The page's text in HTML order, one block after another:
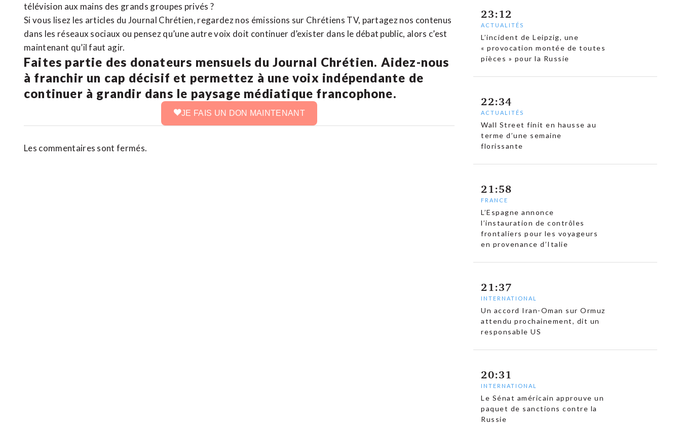
télévision aux mains des grands groupes privés ?
Si vous lisez les articles du Journal Chrétien, regardez nos émissions sur Chrétiens TV, partagez nos contenus
dans les réseaux sociaux ou pensez qu’une autre voix doit continuer d’exister dans le débat public, alors c’est
maintenant qu’il faut agir.
Faites partie des donateurs mensuels du Journal Chrétien. Aidez-nous
à franchir un cap décisif et permettez à une voix indépendante de
continuer à grandir dans le paysage médiatique francophone.
JE FAIS UN DON MAINTENANT
Les commentaires sont fermés.
23:12
ACTUALITÉS
L’incident de Leipzig, une
« provocation montée de toutes
pièces » pour la Russie
22:34
ACTUALITÉS
Wall Street finit en hausse au
terme d’une semaine
florissante
21:58
FRANCE
L’Espagne annonce
l’instauration de contrôles
frontaliers pour les voyageurs
en provenance d’Italie
21:37
INTERNATIONAL
Un accord Iran-Oman sur Ormuz
attendu prochainement, dit un
responsable US
20:31
INTERNATIONAL
Le Sénat américain approuve un
paquet de sanctions contre la
Russie